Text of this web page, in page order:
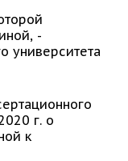
-
университета
г. о
к